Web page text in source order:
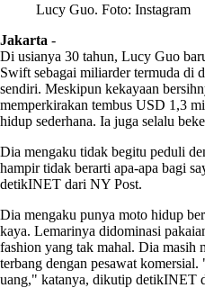
Lucy Guo. Foto: Instagram
Jakarta -
Di usianya 30 tahun, Lucy Guo
Swift sebagai miliarder termuda di
sendiri. Meskipun kekayaan
memperkirakan tembus USD 1,3
hidup sederhana. Ia juga selalu
Dia mengaku tidak begitu peduli
hampir tidak berarti apa-apa bagi
detikINET dari NY Post.
Dia mengaku punya moto hidup
kaya. Lemarinya didominasi
fashion yang tak mahal. Dia masih
terbang dengan pesawat
uang," katanya, dikutip detikINET